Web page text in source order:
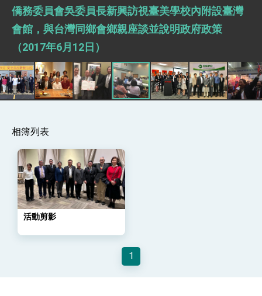
外交部長林佳龍午宴歡迎美國聯邦參議員蓋耶哥
訪問團
外交部長林佳龍接見美國智庫「德國馬歇爾基金
臺美經貿談判獲階段性成果 卓揆期勉爭取時間完
成「臺美對等貿易協定」簽署
卓揆：臺美關稅談判階段性結果有助臺灣取得有
利戰略地位 全力支持「臺美對等貿易協定」簽署
外交部與數位發展部攜手合作，整合台灣雄厚數
「總合外交」與台歐美日關係深化
總統以「韌性之島，希望之光」為題發表2026新
年談話
總統主持「守護民主台灣國安行動方案」記者
會 強調以實力守護台海和平 以決心掌握國家
命運
團結 迎風轉型 穩健前行
賴總統就職演說影片
僑務委員會吳委員長新興訪視臺美學校內附設臺灣
會館，與台灣同鄉會鄉親座談並說明政府政策
（2017年6月12日）
相簿列表
活動剪影
1